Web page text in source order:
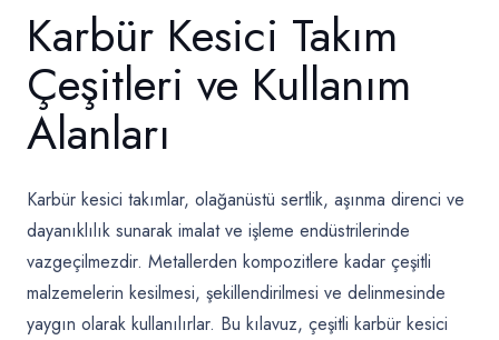
Karbür Kesici Takım
Çeşitleri ve Kullanım
Alanları
Karbür kesici takımlar, olağanüstü sertlik, aşınma direnci ve
dayanıklılık sunarak imalat ve işleme endüstrilerinde
vazgeçilmezdir. Metallerden kompozitlere kadar çeşitli
malzemelerin kesilmesi, şekillendirilmesi ve delinmesinde
yaygın olarak kullanılırlar. Bu kılavuz, çeşitli karbür kesici